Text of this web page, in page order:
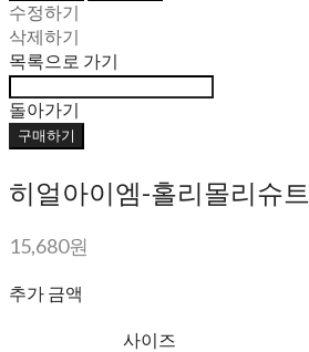
수정하기
삭제하기
목록으로 가기
돌아가기
구매하기
히얼아이엠-홀리몰리슈트
15,680원
추가 금액
사이즈